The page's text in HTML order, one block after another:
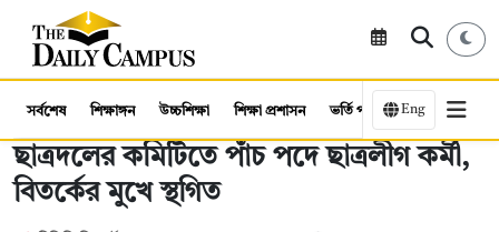
সর্বশেষ শিক্ষাঙ্গন উচ্চশিক্ষা শিক্ষা প্রশাসন ভর্তি পরীক্ষা কর্মসংস্থান
Eng
ছাত্রদলের কমিটিতে পাঁচ পদে ছাত্রলীগ কর্মী,
বিতর্কের মুখে স্থগিত